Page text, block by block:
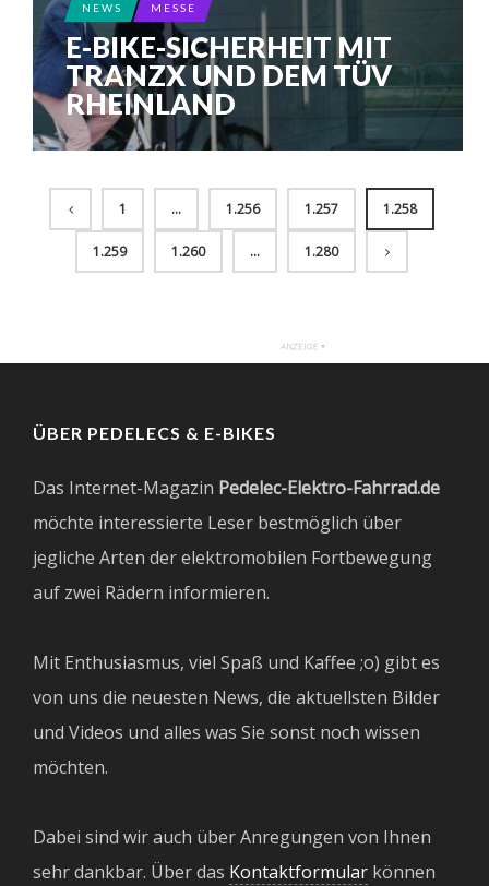
NEWS MESSE
E-BIKE-SICHERHEIT MIT
TRANZX UND DEM TÜV
RHEINLAND
1 … 1.256 1.257 1.258
1.259 1.260 … 1.280
ÜBER PEDELECS & E-BIKES
Das Internet-Magazin Pedelec-Elektro-Fahrrad.de
möchte interessierte Leser bestmöglich über
jegliche Arten der elektromobilen Fortbewegung
auf zwei Rädern informieren.
Mit Enthusiasmus, viel Spaß und Kaffee ;o) gibt es
von uns die neuesten News, die aktuellsten Bilder
und Videos und alles was Sie sonst noch wissen
möchten.
Dabei sind wir auch über Anregungen von Ihnen
sehr dankbar. Über das Kontaktformular können